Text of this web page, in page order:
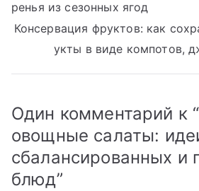
по
записям
ренья из сезонных ягод
Консервация фруктов: как
укты в виде компотов,
Один комментарий к “
овощные салаты:
сбалансированных и
блюд”